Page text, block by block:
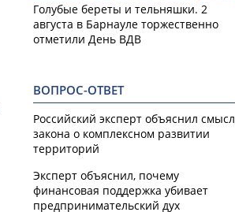
Голубые береты и тельняшки. 2
августа в Барнауле торжественно
отметили День ВДВ
ВОПРОС-ОТВЕТ
Российский эксперт объяснил смысл
закона о комплексном развитии
территорий
Эксперт объяснил, почему
финансовая поддержка убивает
предпринимательский дух